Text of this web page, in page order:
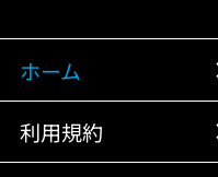
ホーム
利用規約